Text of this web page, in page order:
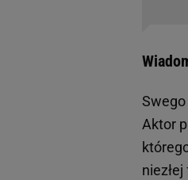
Aktor